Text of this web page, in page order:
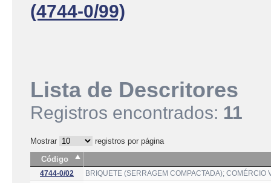
(4744-0/99)
Lista de Descritores
Registros encontrados: 11
Mostrar
registros por página
Código
4744-0/02
BRIQUETE (SERRAGEM COMPACTADA); COMÉRCIO